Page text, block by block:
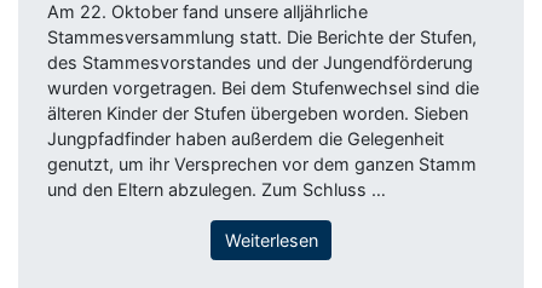
Am 22. Oktober fand unsere alljährliche
Stammesversammlung statt. Die Berichte der Stufen,
des Stammesvorstandes und der Jungendförderung
wurden vorgetragen. Bei dem Stufenwechsel sind die
älteren Kinder der Stufen übergeben worden. Sieben
Jungpfadfinder haben außerdem die Gelegenheit
genutzt, um ihr Versprechen vor dem ganzen Stamm
und den Eltern abzulegen. Zum Schluss …
Weiterlesen